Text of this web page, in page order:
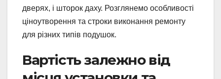
дверях, і шторок даху. Розглянемо особливості
ціноутворення та строки виконання ремонту
для різних типів подушок.
Вартість залежно від